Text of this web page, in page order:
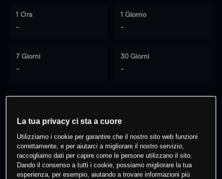
1 Ora
-
1 Giorno
-
7 Giorni
-
30 Giorni
-
questo prodotto
Fai trading
La tua privacy ci sta a cuore
Utilizziamo i cookie per garantire che il nostro sito web funzioni
correttamente, e per aiutarci a migliorare il nostro servizio,
raccogliamo dati per capire come le persone utilizzano il sito.
Dando il consenso a tutti i cookie, possiamo migliorare la tua
esperienza, per esempio, aiutando a trovare informazioni più